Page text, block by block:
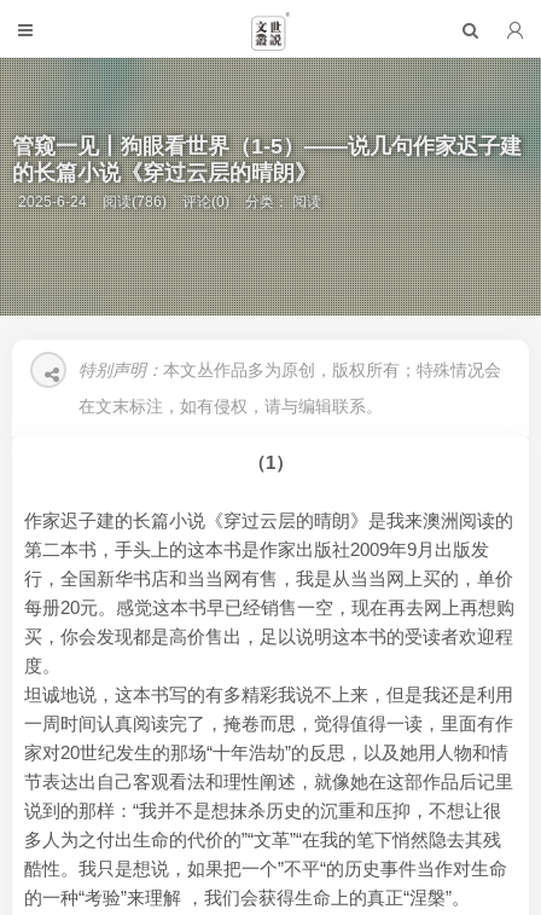
管窥一见丨狗眼看世界（1-5）——说几句作家迟子建
的长篇小说《穿过云层的晴朗》
2025-6-24 阅读(786) 评论(0) 分类：阅读
特别声明： 本文丛作品多为原创，版权所有；特殊情况会
在文末标注，如有侵权，请与编辑联系。
（1）
作家迟子建的长篇小说《穿过云层的晴朗》是我来澳洲阅读的
第二本书，手头上的这本书是作家出版社2009年9月出版发
行，全国新华书店和当当网有售，我是从当当网上买的，单价
每册20元。感觉这本书早已经销售一空，现在再去网上再想购
买，你会发现都是高价售出，足以说明这本书的受读者欢迎程
度。
坦诚地说，这本书写的有多精彩我说不上来，但是我还是利用
一周时间认真阅读完了，掩卷而思，觉得值得一读，里面有作
家对20世纪发生的那场“十年浩劫”的反思，以及她用人物和情
节表达出自己客观看法和理性阐述，就像她在这部作品后记里
说到的那样：“我并不是想抹杀历史的沉重和压抑，不想让很
多人为之付出生命的代价的”“文革”“在我的笔下悄然隐去其残
酷性。我只是想说，如果把一个”不平“的历史事件当作对生命
的一种“考验”来理解 ，我们会获得生命上的真正“涅槃”。